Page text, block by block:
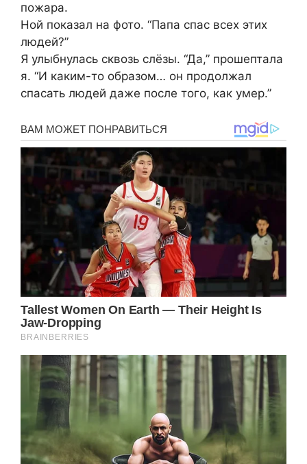
пожара.
Ной показал на фото. “Папа спас всех этих
людей?”
Я улыбнулась сквозь слёзы. “Да,” прошептала
я. “И каким-то образом… он продолжал
спасать людей даже после того, как умер.”